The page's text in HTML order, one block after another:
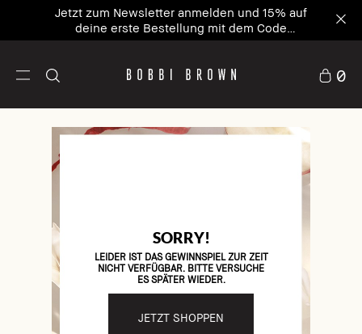
Jetzt zum Newsletter anmelden und 15% auf
deine erste Bestellung mit dem Code
WELCOME15⁴ sichern
0
SORRY!
LEIDER IST DAS GEWINNSPIEL ZUR ZEIT
NICHT VERFÜGBAR. BITTE VERSUCHE
ES SPÄTER WIEDER.
JETZT SHOPPEN